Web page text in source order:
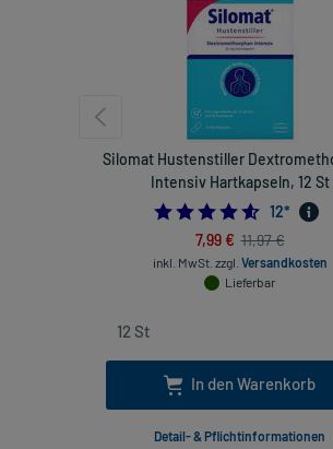
Silomat Hustenstiller
Intensiv Hartkapseln, 12 St
12*
7,99 € 11,97 €
inkl. MwSt. zzgl. Versandkosten
Lieferbar
In den Warenkorb
Detail- & Pflichtinformationen